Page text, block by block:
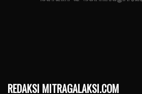
REDAKSI MITRAGALAKSI.COM